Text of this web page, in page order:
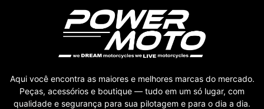
Aqui você encontra as maiores e melhores marcas do mercado.
Peças, acessórios e boutique — tudo em um só lugar, com
qualidade e segurança para sua pilotagem e para o dia a dia.